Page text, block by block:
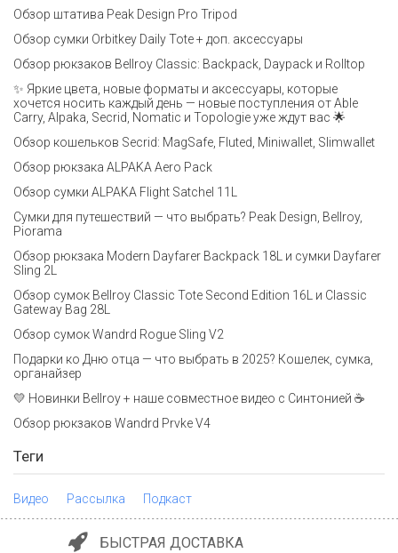
Обзор штатива Peak Design Pro Tripod
Обзор сумки Orbitkey Daily Tote + доп. аксессуары
Обзор рюкзаков Bellroy Classic: Backpack, Daypack и Rolltop
✨ Яркие цвета, новые форматы и аксессуары, которые
хочется носить каждый день — новые поступления от Able
Carry, Alpaka, Secrid, Nomatic и Topologie уже ждут вас 🌟
Обзор кошельков Secrid: MagSafe, Fluted, Miniwallet, Slimwallet
Обзор рюкзака ALPAKA Aero Pack
Обзор сумки ALPAKA Flight Satchel 11L
Сумки для путешествий — что выбрать? Peak Design, Bellroy,
Piorama
Обзор рюкзака Modern Dayfarer Backpack 18L и сумки Dayfarer
Sling 2L
Обзор сумок Bellroy Classic Tote Second Edition 16L и Classic
Gateway Bag 28L
Обзор сумок Wandrd Rogue Sling V2
Подарки ко Дню отца — что выбрать в 2025? Кошелек, сумка,
органайзер
💛 Новинки Bellroy + наше совместное видео с Синтонией ☕
Обзор рюкзаков Wandrd Prvke V4
Теги
Видео Рассылка Подкаст
БЫСТРАЯ ДОСТАВКА